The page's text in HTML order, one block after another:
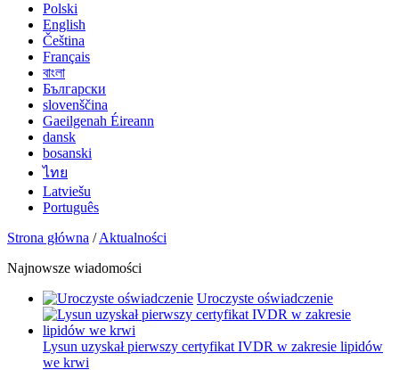
Polski
English
Čeština
Français
বাংলা
Български
slovenščina
Gaeilgenah Éireann
dansk
bosanski
ไทย
Latviešu
Português
Strona główna /Aktualności
Najnowsze wiadomości
Uroczyste oświadczenie
Lysun uzyskał pierwszy certyfikat IVDR w zakresie lipidów
we krwi